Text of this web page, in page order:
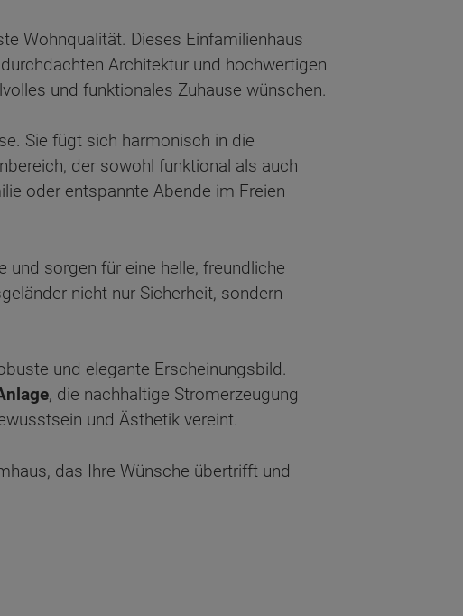
Wohnqualität. Dieses Einfamilienhaus
Architektur und hochwertigen
und funktionales Zuhause wünschen.
Sie fügt sich harmonisch in die
der sowohl funktional als auch
oder entspannte Abende im Freien –
und sorgen für eine helle, freundliche
nicht nur Sicherheit, sondern
und elegante Erscheinungsbild.
, die nachhaltige Stromerzeugung
und Ästhetik vereint.
das Ihre Wünsche übertrifft und
suchen?